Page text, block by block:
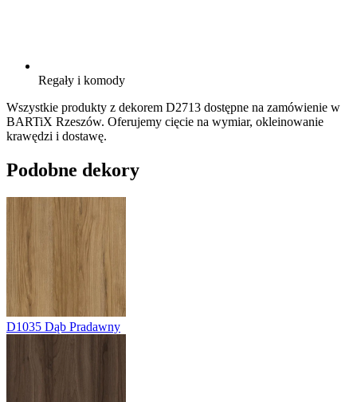
Regały i komody
Wszystkie produkty z dekorem D2713 dostępne na zamówienie w
BARTiX Rzeszów. Oferujemy cięcie na wymiar, okleinowanie
krawędzi i dostawę.
Podobne dekory
D1035 Dąb Pradawny